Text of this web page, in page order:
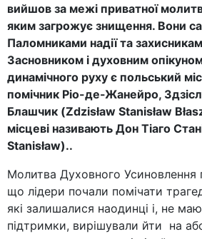
вийшов за межі приватної
яким загрожує знищення. Вони
Паломниками надії та
Засновником і духовним
динамічного руху є польський
помічник Ріо-де-Жанейро,
Блашчик (Zdzisław Stanisław
місцеві називають Дон Тіаго
Stanisław)..
Молитва Духовного Усиновлення
що лідери почали помічати
які залишалися наодинці і, не
підтримки, вирішували йти на